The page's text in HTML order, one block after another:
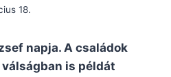
18.
napja. A családok
is példát